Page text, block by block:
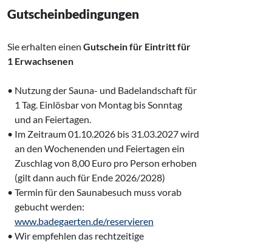
Gutscheinbedingungen
Sie erhalten einen Gutschein für Eintritt für
1 Erwachsenen
• Nutzung der Sauna- und Badelandschaft für
‌ 1 Tag. Einlösbar von Montag bis Sonntag
‌ und an Feiertagen.
• Im Zeitraum 01.10.2026 bis 31.03.2027 wird
‌ an den Wochenenden und Feiertagen ein
‌ Zuschlag von 8,00 Euro pro Person erhoben
‌ (gilt dann auch für Ende 2026/2028)
• Termin für den Saunabesuch muss vorab
‌ gebucht werden:
www.badegaerten.de/reservieren
• Wir empfehlen das rechtzeitige